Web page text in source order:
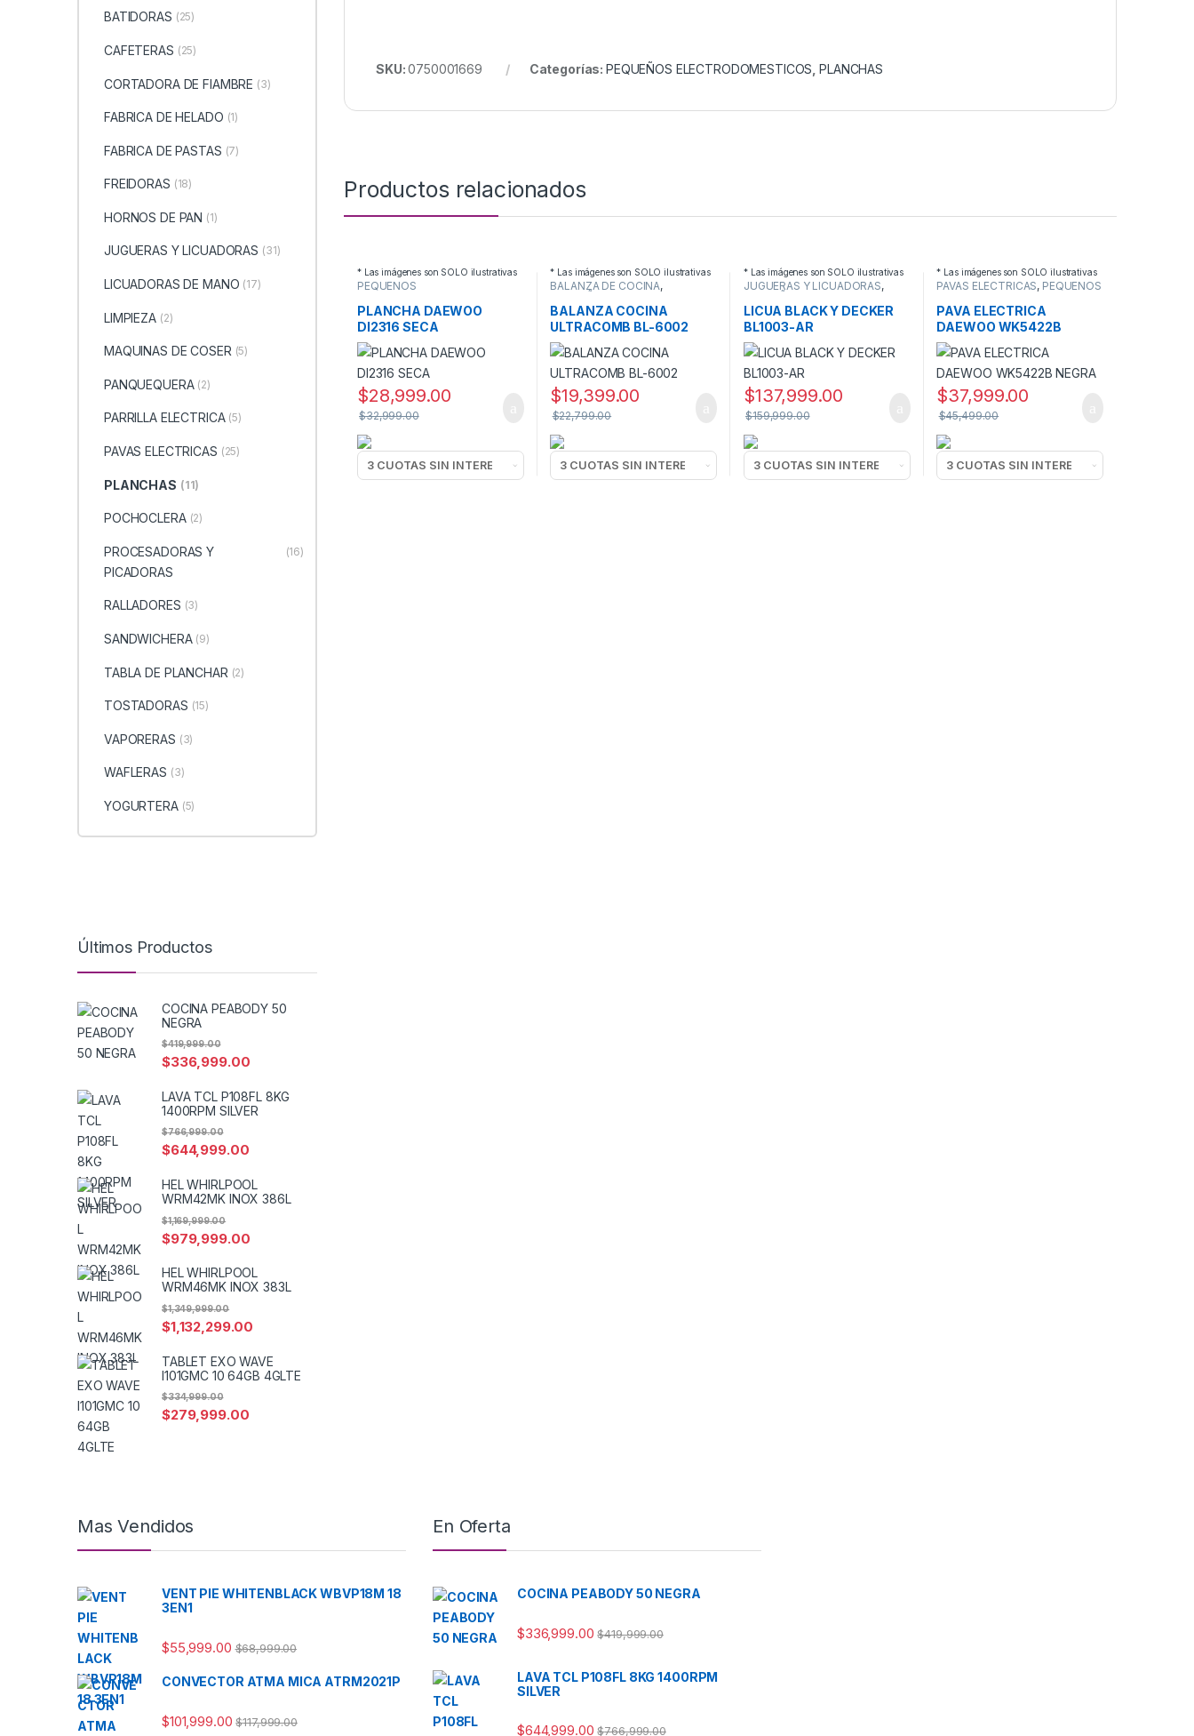
SKU:0750001669 Categorías: PEQUEÑOS ELECTRODOMESTICOS ,PLANCHAS
Productos relacionados
* Las imágenes son SOLO ilustrativas
PEQUEÑOS
PLANCHAS
PLANCHA DAEWOO
DI2316 SECA
$28,999.00
$32,999.00
* Las imágenes son SOLO ilustrativas
BALANZA DE COCINA,
ELECTRODOMESTICOS
BALANZA COCINA
ULTRACOMB BL-6002
$19,399.00
$22,799.00
* Las imágenes son SOLO ilustrativas
JUGUERAS Y LICUADORAS,
ELECTRODOMESTICOS
LICUA BLACK Y DECKER
BL1003-AR
$137,999.00
$159,999.00
* Las imágenes son SOLO ilustrativas
PAVAS ELECTRICAS, PEQUEÑOS
PAVA ELECTRICA
DAEWOO WK5422B
NEGRA
$37,999.00
$45,499.00
BATIDORAS (25)
CAFETERAS (25)
CORTADORA DE FIAMBRE (3)
FABRICA DE HELADO (1)
FABRICA DE PASTAS (7)
FREIDORAS (18)
HORNOS DE PAN (1)
JUGUERAS Y LICUADORAS (31)
LICUADORAS DE MANO (17)
LIMPIEZA (2)
MAQUINAS DE COSER (5)
PANQUEQUERA (2)
PARRILLA ELECTRICA (5)
PAVAS ELECTRICAS (25)
PLANCHAS (11)
POCHOCLERA (2)
PROCESADORAS Y
PICADORAS
(16)
RALLADORES (3)
SANDWICHERA (9)
TABLA DE PLANCHAR (2)
TOSTADORAS (15)
VAPORERAS (3)
WAFLERAS (3)
YOGURTERA (5)
Últimos Productos
COCINA PEABODY 50
NEGRA
$336,999.00
$419,999.00
LAVA TCL P108FL 8KG
1400RPM SILVER
$644,999.00
$766,999.00
HEL WHIRLPOOL
WRM42MK INOX 386L
$979,999.00
$1,169,999.00
HEL WHIRLPOOL
WRM46MK INOX 383L
$1,132,299.00
$1,349,999.00
TABLET EXO WAVE
I101GMC 10 64GB 4GLTE
$279,999.00
$334,999.00
Mas Vendidos
VENT PIE WHITENBLACK WBVP18M 18
3EN1
$55,999.00 $68,999.00
CONVECTOR ATMA MICA ATRM2021P
$101,999.00 $117,999.00
En Oferta
COCINA PEABODY 50 NEGRA
$336,999.00 $419,999.00
LAVA TCL P108FL 8KG 1400RPM
SILVER
$644,999.00 $766,999.00